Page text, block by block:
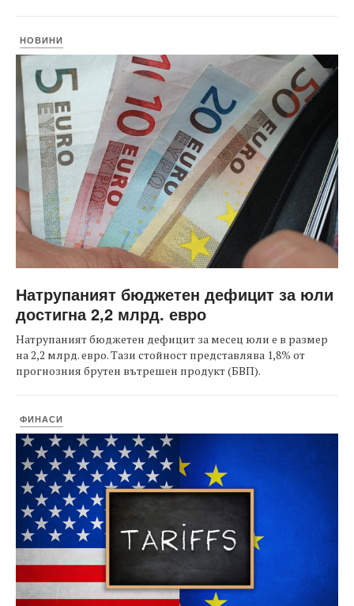
НОВИНИ
Натрупаният бюджетен дефицит за юли
достигна 2,2 млрд. евро
Натрупаният бюджетен дефицит за месец юли е в размер
на 2,2 млрд. евро. Тази стойност представлява 1,8% от
прогнозния брутен вътрешен продукт (БВП).
ФИНАСИ